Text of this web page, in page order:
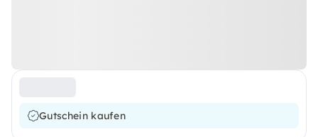
Gutschein kaufen